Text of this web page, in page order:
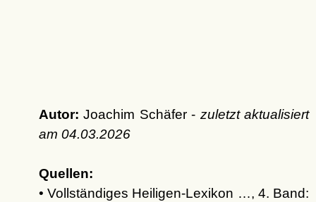
Autor: Joachim Schäfer - zuletzt aktualisiert
am 04.03.2026
Quellen:
• Vollständiges Heiligen-Lexikon …, 4. Band: